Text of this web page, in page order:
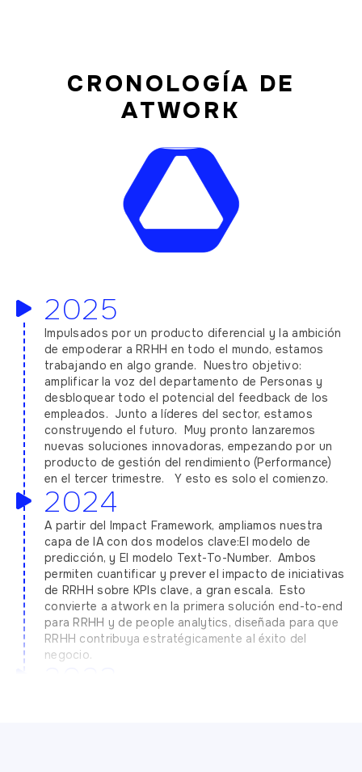
CRONOLOGÍA DE
ATWORK
2025
Impulsados por un producto diferencial y la ambición
de empoderar a RRHH en todo el mundo, estamos
trabajando en algo grande. Nuestro objetivo:
amplificar la voz del departamento de Personas y
desbloquear todo el potencial del feedback de los
empleados. Junto a líderes del sector, estamos
construyendo el futuro. Muy pronto lanzaremos
nuevas soluciones innovadoras, empezando por un
producto de gestión del rendimiento (Performance)
en el tercer trimestre. Y esto es solo el comienzo.
2024
A partir del Impact Framework, ampliamos nuestra
capa de IA con dos modelos clave:El modelo de
predicción, y El modelo Text-To-Number. Ambos
permiten cuantificar y prever el impacto de iniciativas
de RRHH sobre KPIs clave, a gran escala. Esto
convierte a atwork en la primera solución end-to-end
para RRHH y de people analytics, diseñada para que
RRHH contribuya estratégicamente al éxito del
negocio.